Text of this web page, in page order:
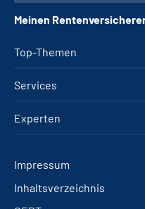
Top-Themen
Services
Experten
Meinen
Impressum
Inhaltsverzeichnis